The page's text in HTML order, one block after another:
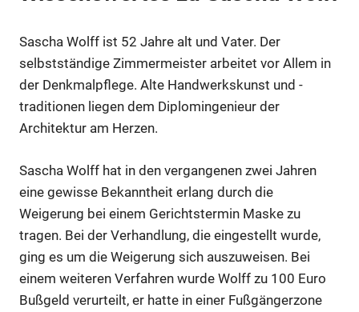
Sascha Wolff ist 52 Jahre alt und Vater. Der
selbstständige Zimmermeister arbeitet vor Allem in
der Denkmalpflege. Alte Handwerkskunst und -
traditionen liegen dem Diplomingenieur der
Architektur am Herzen.
Sascha Wolff hat in den vergangenen zwei Jahren
eine gewisse Bekanntheit erlang durch die
Weigerung bei einem Gerichtstermin Maske zu
tragen. Bei der Verhandlung, die eingestellt wurde,
ging es um die Weigerung sich auszuweisen. Bei
einem weiteren Verfahren wurde Wolff zu 100 Euro
Bußgeld verurteilt, er hatte in einer Fußgängerzone